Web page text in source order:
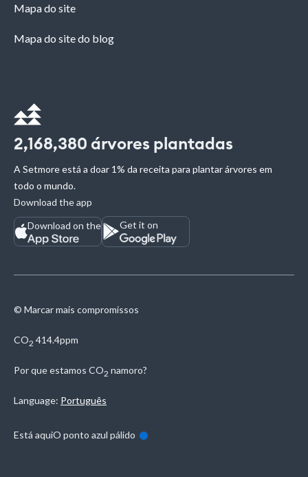
Mapa do site
Mapa do site do blog
2,168,380 árvores plantadas
A Setmore está a doar 1% da receita para plantar árvores em
todo o mundo.
Download the app
Download on the
Get it on
© Marcar mais compromissos
CO2 414.4ppm
Por que estamos CO2 namoro?
Language: Português
Está aquiO ponto azul pálido